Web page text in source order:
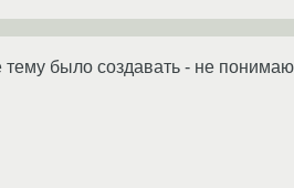
было создавать - не